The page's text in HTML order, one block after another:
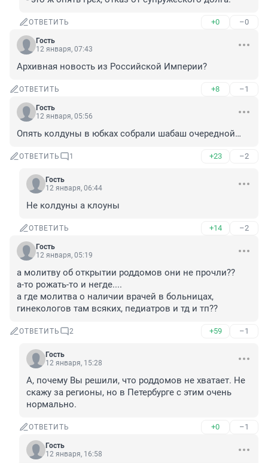
ОТВЕТИТЬ +0 –0
Гость
12 января, 07:43
Архивная новость из Российской Империи?
ОТВЕТИТЬ +8 –1
Гость
12 января, 05:56
Опять колдуны в юбках собрали шабаш очередной…
ОТВЕТИТЬ 1 +23 –2
Гость
12 января, 06:44
Не колдуны а клоуны
ОТВЕТИТЬ +14 –2
Гость
12 января, 05:19
а молитву об открытии роддомов они не прочли??
а-то рожать-то и негде....
а где молитва о наличии врачей в больницах,
гинекологов там всяких, педиатров и тд и тп??
ОТВЕТИТЬ 2 +59 –1
Гость
12 января, 15:28
А, почему Вы решили, что роддомов не хватает. Не
скажу за регионы, но в Петербурге с этим очень
нормально.
ОТВЕТИТЬ +0 –1
Гость
12 января, 16:58